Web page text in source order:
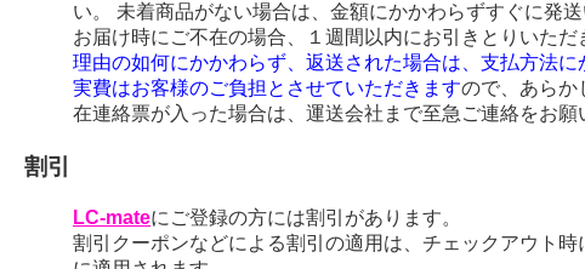
い。 未着商品がない場合は、金額にかかわらずすぐに発送
お届け時にご不在の場合、１週間以内にお引きとりいただ
理由の如何にかかわらず、返送された場合は、支払方法
実費はお客様のご負担とさせていただきますので、あらか
在連絡票が入った場合は、運送会社まで至急ご連絡をお願
割引
LC-mateにご登録の方には割引があります。
割引クーポンなどによる割引の適用は、チェックアウト